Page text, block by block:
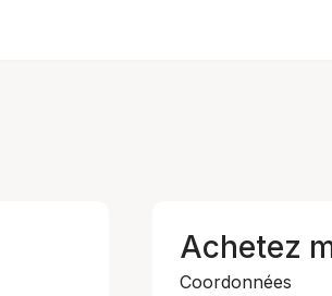
Achetez
Coordonnées